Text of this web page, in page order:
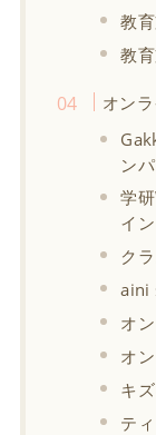
教
教
オン
ン
学
イン
ク
aini
オ
オ
キ
テ